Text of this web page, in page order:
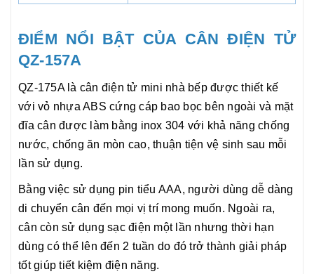
ĐIỂM NỔI BẬT CỦA CÂN ĐIỆN TỬ
QZ-157A
QZ-175A là cân điện tử mini nhà bếp được thiết kế
với vỏ nhựa ABS cứng cáp bao bọc bên ngoài và mặt
đĩa cân được làm bằng inox 304 với khả năng chống
nước, chống ăn mòn cao, thuận tiện vệ sinh sau mỗi
lần sử dụng.
Bằng việc sử dụng pin tiểu AAA, người dùng dễ dàng
di chuyển cân đến mọi vị trí mong muốn. Ngoài ra,
cân còn sử dụng sạc điện một lần nhưng thời hạn
dùng có thể lên đến 2 tuần do đó trở thành giải pháp
tốt giúp tiết kiệm điện năng.